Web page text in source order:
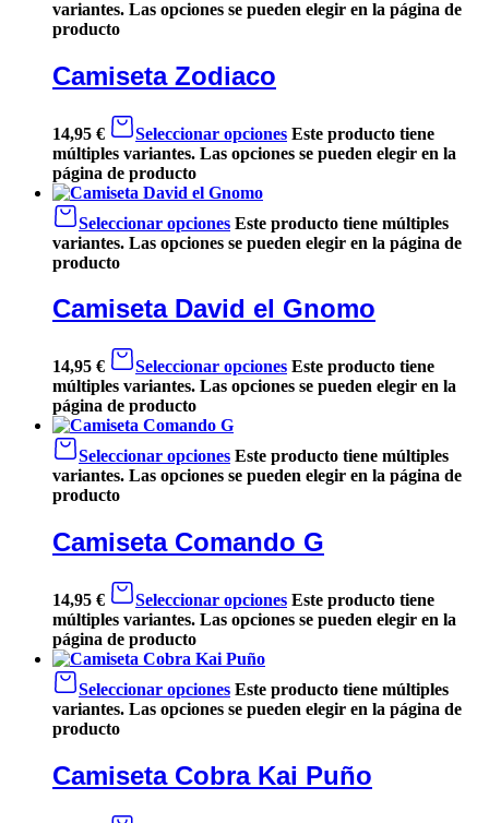
variantes. Las opciones se pueden elegir en la página de
producto
Camiseta Zodiaco
14,95 € Seleccionar opciones Este producto tiene
múltiples variantes. Las opciones se pueden elegir en la
página de producto
Seleccionar opciones Este producto tiene múltiples
variantes. Las opciones se pueden elegir en la página de
producto
Camiseta David el Gnomo
14,95 € Seleccionar opciones Este producto tiene
múltiples variantes. Las opciones se pueden elegir en la
página de producto
Seleccionar opciones Este producto tiene múltiples
variantes. Las opciones se pueden elegir en la página de
producto
Camiseta Comando G
14,95 € Seleccionar opciones Este producto tiene
múltiples variantes. Las opciones se pueden elegir en la
página de producto
Seleccionar opciones Este producto tiene múltiples
variantes. Las opciones se pueden elegir en la página de
producto
Camiseta Cobra Kai Puño